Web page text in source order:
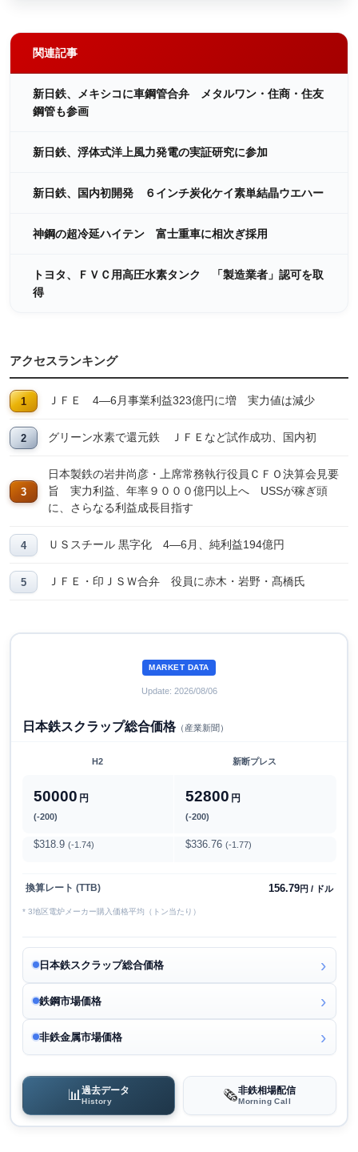
関連記事
新日鉄、メキシコに車鋼管合弁 メタルワン・住商・住友
鋼管も参画
新日鉄、浮体式洋上風力発電の実証研究に参加
新日鉄、国内初開発 ６インチ炭化ケイ素単結晶ウエハー
神鋼の超冷延ハイテン 富士重車に相次ぎ採用
トヨタ、ＦＶＣ用高圧水素タンク 「製造業者」認可を取
得
アクセスランキング
ＪＦＥ 4―6月事業利益323億円に増 実力値は減少
グリーン水素で還元鉄 ＪＦＥなど試作成功、国内初
日本製鉄の岩井尚彦・上席常務執行役員ＣＦＯ決算会見要
旨 実力利益、年率９０００億円以上へ USSが稼ぎ頭
に、さらなる利益成長目指す
ＵＳスチール 黒字化 4―6月、純利益194億円
ＪＦＥ・印ＪＳＷ合弁 役員に赤木・岩野・髙橋氏
MARKET DATA
Update: 2026/08/06
日本鉄スクラップ総合価格（産業新聞）
H2 新断プレス
50000 円
(-200)
52800 円
(-200)
$318.9 (-1.74) $336.76 (-1.77)
換算レート (TTB) 156.79円 / ドル
* 3地区電炉メーカー購入価格平均（トン当たり）
日本鉄スクラップ総合価格
鉄鋼市場価格
非鉄金属市場価格
📊過去データ
History 🗞️非鉄相場配信
Morning Call